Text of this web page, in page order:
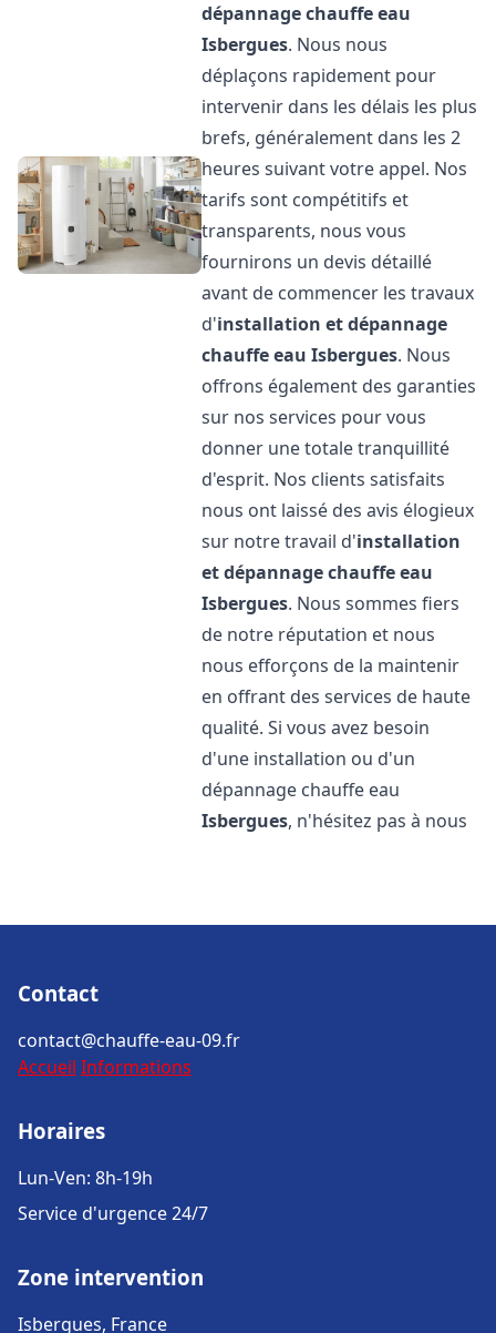
dépannage chauffe eau
Isbergues. Nous nous
déplaçons rapidement pour
intervenir dans les délais les plus
brefs, généralement dans les 2
heures suivant votre appel. Nos
tarifs sont compétitifs et
transparents, nous vous
fournirons un devis détaillé
avant de commencer les travaux
d'installation et dépannage
chauffe eau Isbergues. Nous
offrons également des garanties
sur nos services pour vous
donner une totale tranquillité
d'esprit. Nos clients satisfaits
nous ont laissé des avis élogieux
sur notre travail d'installation
et dépannage chauffe eau
Isbergues. Nous sommes fiers
de notre réputation et nous
nous efforçons de la maintenir
en offrant des services de haute
qualité. Si vous avez besoin
d'une installation ou d'un
dépannage chauffe eau
Isbergues, n'hésitez pas à nous
Contact
contact@chauffe-eau-09.fr
Accueil Informations
Horaires
Lun-Ven: 8h-19h
Service d'urgence 24/7
Zone intervention
Isbergues, France